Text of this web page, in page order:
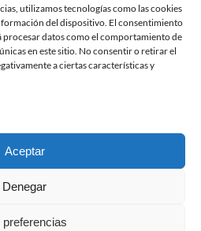
utilizamos tecnologías como las cookies
del dispositivo. El consentimiento
procesar datos como el comportamiento de
en este sitio. No consentir o retirar el
a ciertas características y
Aceptar
Denegar
preferencias
de Estudios Clásicos
107. Madrid, 28006.
915617236
© Fundación Pastor. Sitio web
de contratación
Aviso legal